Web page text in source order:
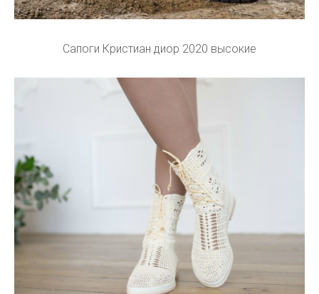
Сапоги Кристиан диор 2020 высокие